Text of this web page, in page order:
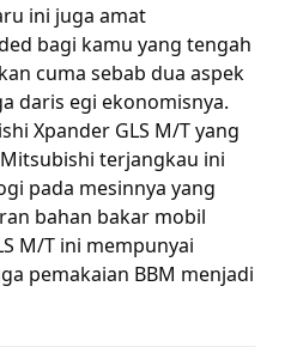
ini juga amat
bagi kamu yang tengah
cuma sebab dua aspek
daris egi ekonomisnya.
Xpander GLS M/T yang
terjangkau ini
pada mesinnya yang
bahan bakar mobil
M/T ini mempunyai
pemakaian BBM menjadi